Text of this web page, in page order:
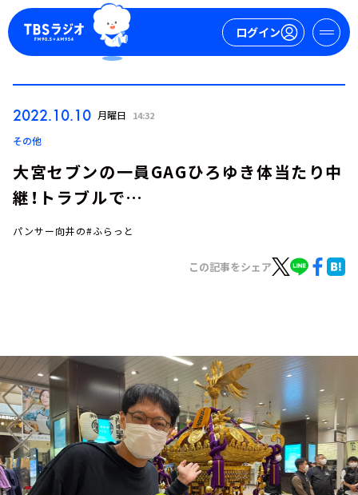
ログイン
お知らせ
イベント・グッズ
YouTube
会社情報
2022.10.10 月曜日 14:32
その他
大宮セブンの一員GAGひろゆき体当たり中
継！トラブルで…
パンサー向井の#ふらっと
この記事をシェア